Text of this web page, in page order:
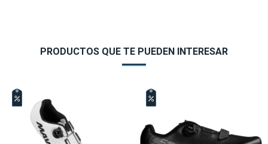
PRODUCTOS QUE TE PUEDEN INTERESAR